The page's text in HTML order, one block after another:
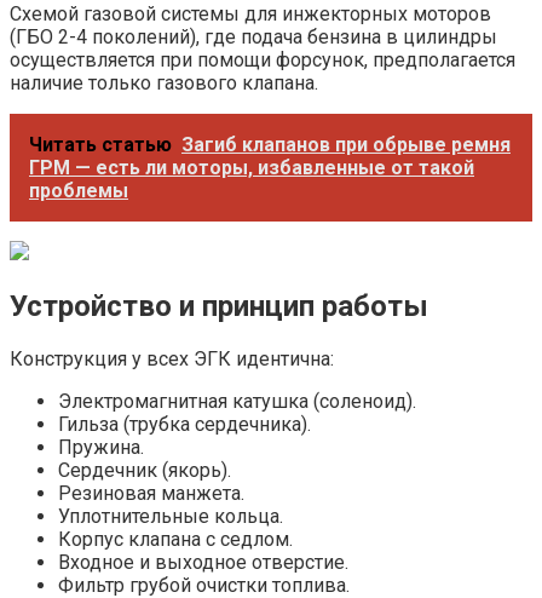
Схемой газовой системы для инжекторных моторов
(ГБО 2-4 поколений), где подача бензина в цилиндры
осуществляется при помощи форсунок, предполагается
наличие только газового клапана.
Читать статью Загиб клапанов при обрыве ремня
ГРМ — есть ли моторы, избавленные от такой
проблемы
Устройство и принцип работы
Конструкция у всех ЭГК идентична:
Электромагнитная катушка (соленоид).
Гильза (трубка сердечника).
Пружина.
Сердечник (якорь).
Резиновая манжета.
Уплотнительные кольца.
Корпус клапана с седлом.
Входное и выходное отверстие.
Фильтр грубой очистки топлива.